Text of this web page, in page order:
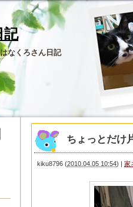
記
なくろさん日記
ちょっとだけ
kiku8796 (2010.04.05 10:54) | 家